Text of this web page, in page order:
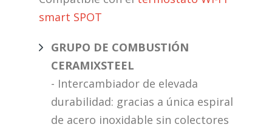
smart SPOT
GRUPO DE COMBUSTIÓN
CERAMIXSTEEL
- Intercambiador de elevada
durabilidad: gracias a única espiral
de acero inoxidable sin colectores